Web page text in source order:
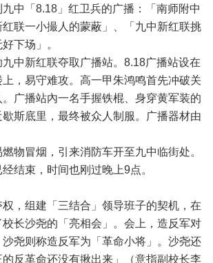
中「 8.18 」红卫兵的广播：「南师附中
联一小撮人的蒙蔽」、「九中新红联挑
下场」。
中新红联夺取广播站。 8.18广播站设在
，易守难攻。高一甲朱鸿鸣首先冲破关
广播站內一名手握铁棍、身穿黄军装的
斯底里，最终被众人制服。广播器材由
物冒烟，引来消防车开至九中临街处。
结束，时间也刚过晚上9点。
，组建「三结合」领导班子的契机，在
长沙尧的「亮相会」。会上，造反军对
尧则称造反军为「革命小将」。沙尧还
反革命还没有揪出来」（意指副校长李